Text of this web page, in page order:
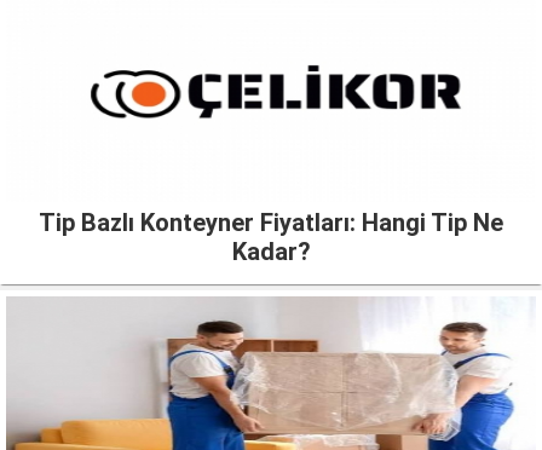
Tip Bazlı Konteyner Fiyatları: Hangi Tip Ne
Kadar?